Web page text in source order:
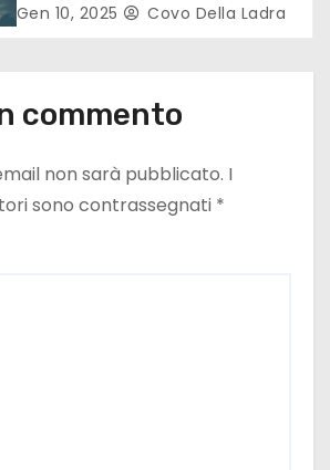
Gen 10, 2025 Covo Della Ladra
commento
non sarà pubblicato. I
sono contrassegnati *